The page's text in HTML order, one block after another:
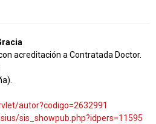
acreditación a Contratada Doctor.
autor?codigo=2632991
sis_showpub.php?idpers=11595